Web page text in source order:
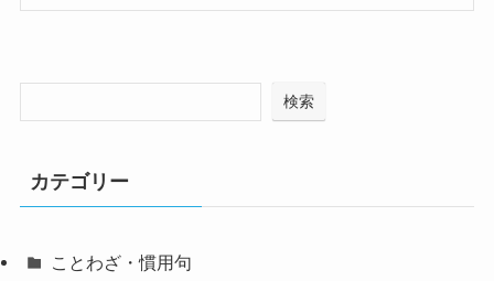
検索
カテゴリー
ことわざ・慣用句